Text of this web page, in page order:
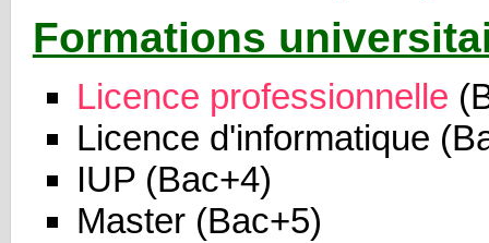
Formations
Licence professionnelle
Licence d'informatique
IUP (Bac+4)
Master (Bac+5)